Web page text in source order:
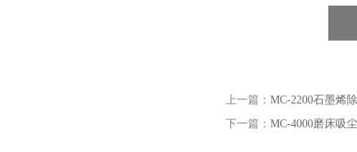
上一篇： MC-2200石墨烯
下一篇： MC-4000磨床吸